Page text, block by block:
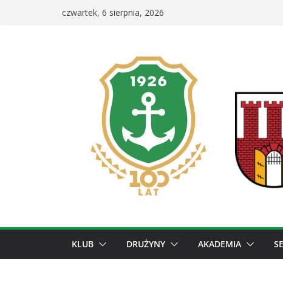
czwartek, 6 sierpnia, 2026
KLUB DRUŻYNY AKADEMIA